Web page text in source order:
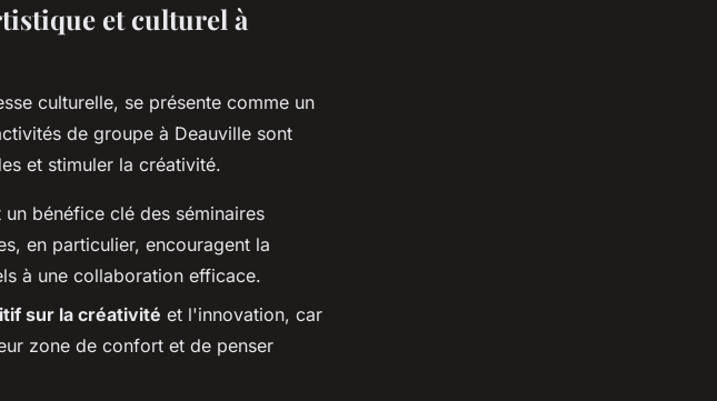
et culturel à
culturelle, se présente comme un
de groupe à Deauville sont
et stimuler la créativité.
un bénéfice clé des séminaires
en particulier, encouragent la
à une collaboration efficace.
sur la créativité et l'innovation, car
zone de confort et de penser